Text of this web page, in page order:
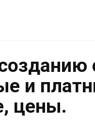
и
цены.